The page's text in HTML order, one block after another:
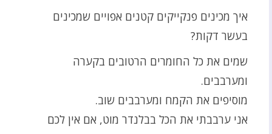
איך מכינים פנקייקים קטנים אפויים שמכינים
בעשר דקות?
שמים את כל החומרים הרטובים בקערה
ומערבבים.
מוסיפים את הקמח ומערבבים שוב.
אני ערבבתי את הכל בבלנדר מוט, אם אין לכם